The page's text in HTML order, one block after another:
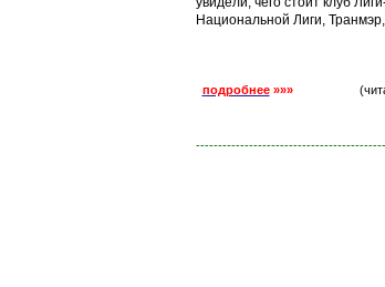
Национальной Лиги,
подробнее »»»